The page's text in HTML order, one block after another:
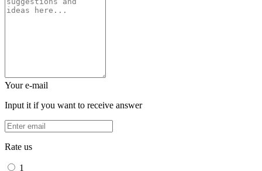
Your e-mail
Input it if you want to receive answer
Rate us
1